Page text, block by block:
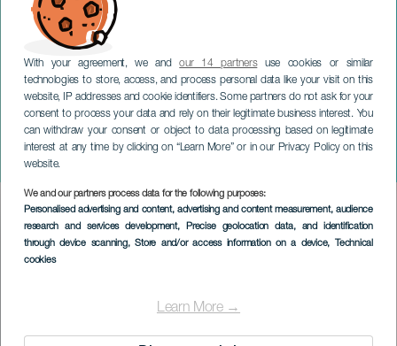
With your agreement, we andour 14 partnersuse cookies or similar
technologies to store, access, and process personal data like your visit on this
website, IP addresses and cookie identifiers. Some partners do not ask for your
consent to process your data and rely on their legitimate business interest. You
can withdraw your consent or object to data processing based on legitimate
interest at any time by clicking on “Learn More” or in our Privacy Policy on this
website.
We and our partners process data for the following purposes:
Personalised advertising and content, advertising and content measurement, audience
research and services development, Precise geolocation data, and identification
through device scanning, Store and/or access information on a device, Technical
cookies
Learn More →
Alex Dacosta és Josu
Okinena: Zene és költészet
LANZAROTE
Imagen
Listado